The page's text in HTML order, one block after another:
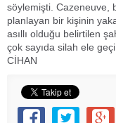
söylemişti. Cazeneuve,
planlayan bir kişinin
asıllı olduğu belirtilen
çok sayıda silah ele
CİHAN